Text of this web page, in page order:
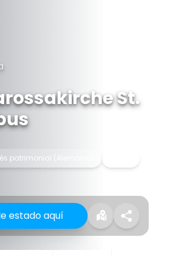
St.
patrimonial (Alemania)
estado aquí